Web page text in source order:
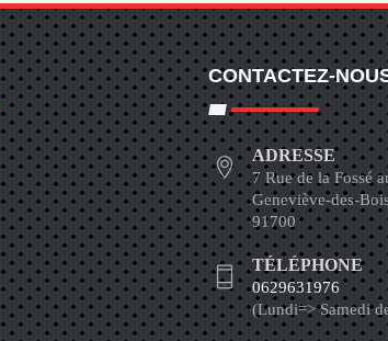
CONTACTEZ-
ADRESSE
7 Rue de la Fossé
Geneviève-des-
91700
TÉLÉPHONE
0629631976
(Lundi=> Samedi